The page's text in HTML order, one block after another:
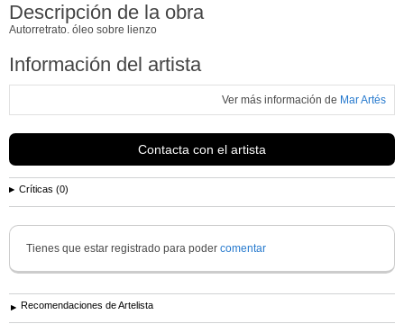
Descripción de la obra
Autorretrato. óleo sobre lienzo
Información del artista
Ver más información de Mar Artés
Contacta con el artista
Críticas (0)
Tienes que estar registrado para poder comentar
Recomendaciones de Artelista